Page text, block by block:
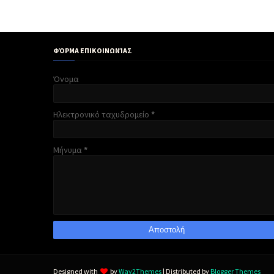
ΦΌΡΜΑ ΕΠΙΚΟΙΝΩΝΊΑΣ
Όνομα
Ηλεκτρονικό ταχυδρομείο *
Μήνυμα *
Designed with byWay2Themes | Distributed by Blogger Themes